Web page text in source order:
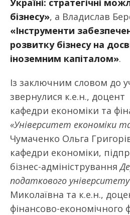
Україні: стратегічні
бізнесу», а Владислав
«Інструменти
розвитку бізнесу на
іноземним капіталом».
Із заключним словом до
звернулися к.е.н., доцент
кафедри економіки та
«Університет економіки
Чумаченко Ольга
кафедри економіки,
бізнес-адміністрування
податкового університету
Миколаївна та к.е.н.,
фінансово-економічного